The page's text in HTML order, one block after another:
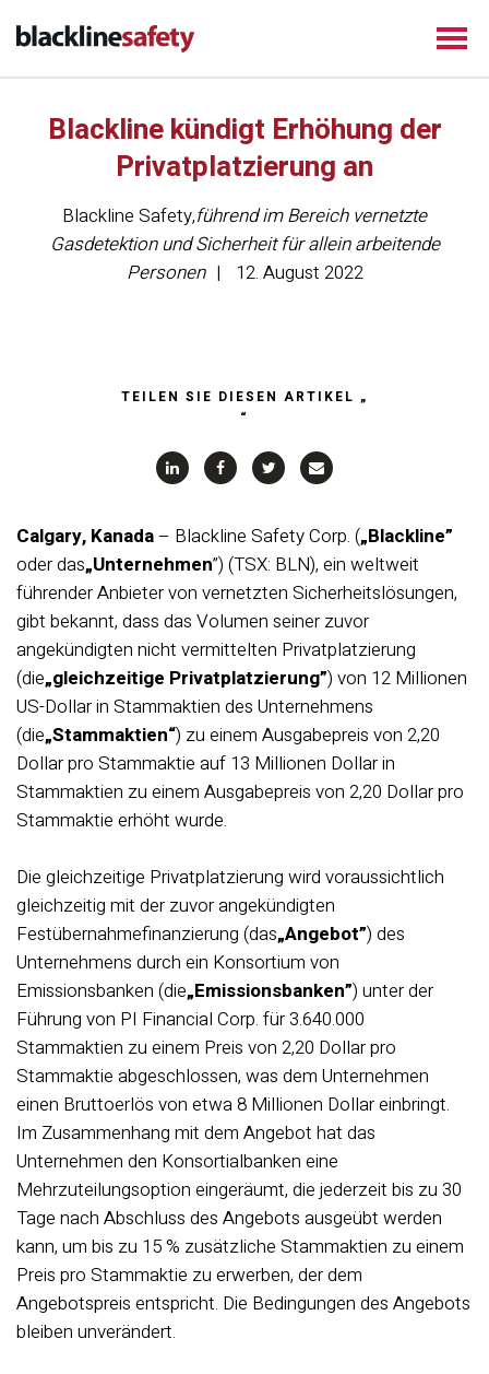
Blackline kündigt Erhöhung der
Privatplatzierung an
Blackline Safety,führend im Bereich vernetzte
Gasdetektion und Sicherheit für allein arbeitende
Personen
12. August 2022
TEILEN SIE DIESEN ARTIKEL „
“
Calgary, Kanada– Blackline Safety Corp. („Blackline”
oder das„Unternehmen”) (TSX: BLN), ein weltweit
führender Anbieter von vernetzten Sicherheitslösungen,
gibt bekannt, dass das Volumen seiner zuvor
angekündigten nicht vermittelten Privatplatzierung
(die„gleichzeitige Privatplatzierung”) von 12 Millionen
US-Dollar in Stammaktien des Unternehmens
(die„Stammaktien“) zu einem Ausgabepreis von 2,20
Dollar pro Stammaktie auf 13 Millionen Dollar in
Stammaktien zu einem Ausgabepreis von 2,20 Dollar pro
Stammaktie erhöht wurde.
Die gleichzeitige Privatplatzierung wird voraussichtlich
gleichzeitig mit der zuvor angekündigten
Festübernahmefinanzierung (das„Angebot”) des
Unternehmens durch ein Konsortium von
Emissionsbanken (die„Emissionsbanken”) unter der
Führung von PI Financial Corp. für 3.640.000
Stammaktien zu einem Preis von 2,20 Dollar pro
Stammaktie abgeschlossen, was dem Unternehmen
einen Bruttoerlös von etwa 8 Millionen Dollar einbringt.
Im Zusammenhang mit dem Angebot hat das
Unternehmen den Konsortialbanken eine
Mehrzuteilungsoption eingeräumt, die jederzeit bis zu 30
Tage nach Abschluss des Angebots ausgeübt werden
kann, um bis zu 15 % zusätzliche Stammaktien zu einem
Preis pro Stammaktie zu erwerben, der dem
Angebotspreis entspricht. Die Bedingungen des Angebots
bleiben unverändert.